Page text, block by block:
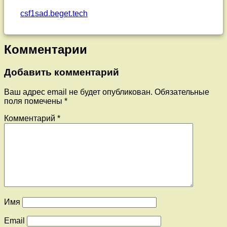
себя
при
пожаре
в
общественных
местах»
csf1sad.beget.tech
Комментарии
Добавить комментарий
Ваш адрес email не будет опубликован. Обязательные
поля помечены *
Комментарий *
Имя
Email